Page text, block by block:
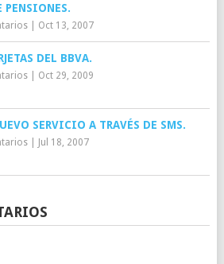
PENSIONES.
| Oct 13, 2007
DEL BBVA.
| Oct 29, 2009
SERVICIO A TRAVÉS DE SMS.
| Jul 18, 2007